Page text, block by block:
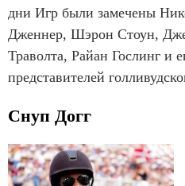
дни Игр были замечены
Дженнер, Шэрон Стоун,
Траволта, Райан Гослинг и
представителей
Снуп Догг